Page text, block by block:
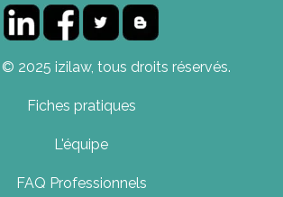
2025 izilaw, tous droits réservés.
Fiches pratiques
L'équipe
FAQ Professionnels